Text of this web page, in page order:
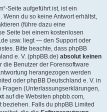
Seite aufgeführt ist, ist ein
du so keine Antwort erhältst,
(führe dazu eine
Seite bei einem kostenlosen
usw. liegt — den Support oder
Bitte beachte, dass phpBB
e. V. (phpBB.de) absolut keinen
die Benutzer der Forensoftware
herangezogen werden
oder phpBB Deutschland e. V. in
(Unterlassungserklärungen,
auf die Websiten phpbb.com,
Falls du phpBB Limited